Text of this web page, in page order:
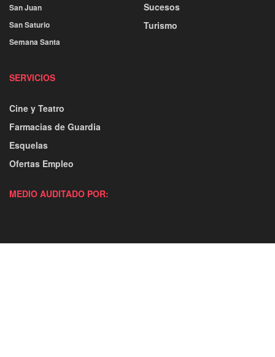
San Juan
San Saturio
Semana Santa
Sucesos
Turismo
SERVICIOS
Cine y Teatro
Farmacias de Guardia
Esquelas
Ofertas Empleo
MEDIO AUDITADO POR: